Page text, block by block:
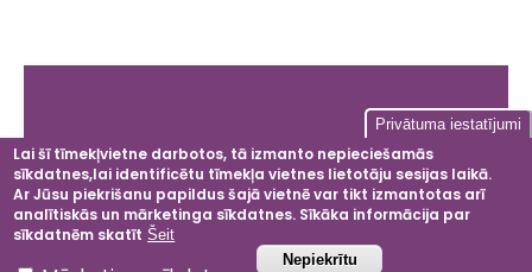
izvēlne
Facebook
Instagram
LinkedIn
Privātuma iestatījumi
Lai šī tīmekļvietne darbotos, tā izmanto nepieciešamās
sīkdatnes,lai identificētu tīmekļa vietnes lietotāju sesijas laikā.
Ar Jūsu piekrišanu papildus šajā vietnē var tikt izmantotas arī
analītiskās un mārketinga sīkdatnes. Sīkāka informācija par
sīkdatnēm skatīt Šeit
Nepiekrītu
Atsaukt piekrišanu